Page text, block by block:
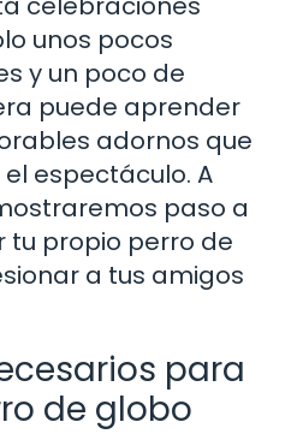
unos pocos
y un poco de
puede aprender
adornos que
espectáculo. A
paso a
tu propio perro de
a tus amigos
para
de globo